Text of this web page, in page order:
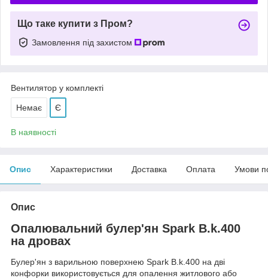
Що таке купити з Пром?
Замовлення під захистом
Вентилятор у комплекті
Немає Є
В наявності
Опис Характеристики Доставка Оплата Умови
Опис
Опалювальний булер'ян Spark B.k.400
на дровах
Булер'ян з варильною поверхнею Spark B.k.400 на дві
конфорки використовується для опалення житлового або